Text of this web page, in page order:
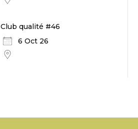
Club qualité #46
6 Oct 26